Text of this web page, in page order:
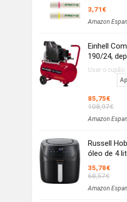
3,71€
Amazon
Einhell
190/24,
Usar o cupão:
85,75€
108,97€
Amazon
Russell
óleo de 4
35,78€
68,57€
Amazon